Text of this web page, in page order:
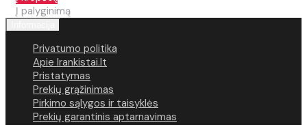
Į palyginimą
Privatumo politika
Apie Irankistai.lt
Pristatymas
Prekių grąžinimas
Pirkimo sąlygos ir taisyklės
Prekių garantinis aptarnavimas